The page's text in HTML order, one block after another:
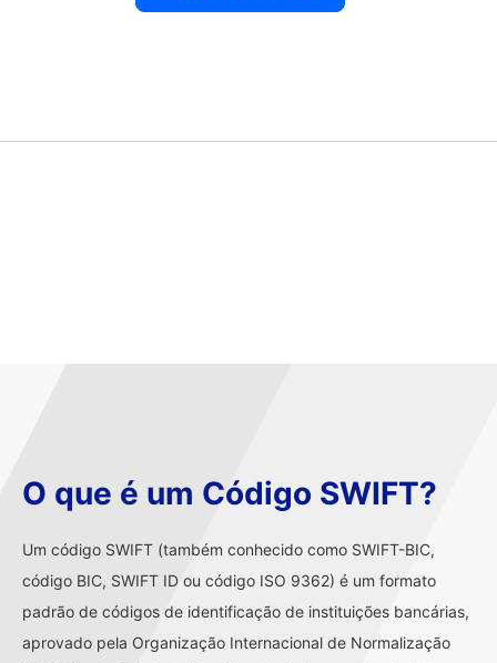
O que é um Código SWIFT?
Um código SWIFT (também conhecido como SWIFT-BIC,
código BIC, SWIFT ID ou código ISO 9362) é um formato
padrão de códigos de identificação de instituições bancárias,
aprovado pela Organização Internacional de Normalização